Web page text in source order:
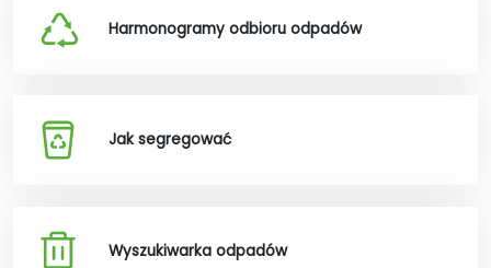
Harmonogramy odbioru odpadów
Jak segregować
Wyszukiwarka odpadów